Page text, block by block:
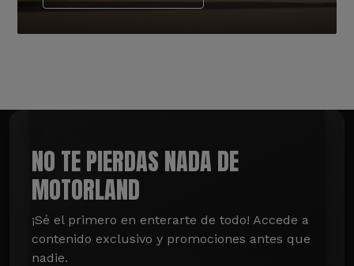
NO TE PIERDAS NADA DE
MOTORLAND
¡Sé el primero en enterarte de todo! Accede a
contenido exclusivo y promociones antes que
nadie.